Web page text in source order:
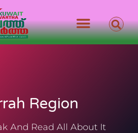
Region
And Read All About It